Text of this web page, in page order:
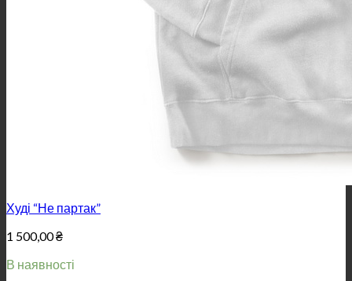
Худі “Не партак”
1 500,00₴
В наявності